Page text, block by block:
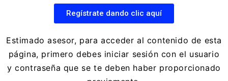
Regístrate dando clic aquí
Estimado asesor, para acceder al contenido de esta
página, primero debes iniciar sesión con el usuario
y contraseña que se te deben haber proporcionado